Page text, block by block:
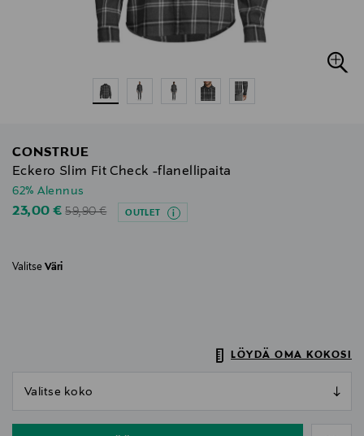
CONSTRUE
Eckero Slim Fit Check -flanellipaita
62% Alennus
Discounted Price
23,00 €Original Price
59,90 € OUTLET
Valitse Väri
LÖYDÄ OMA KOKOSI